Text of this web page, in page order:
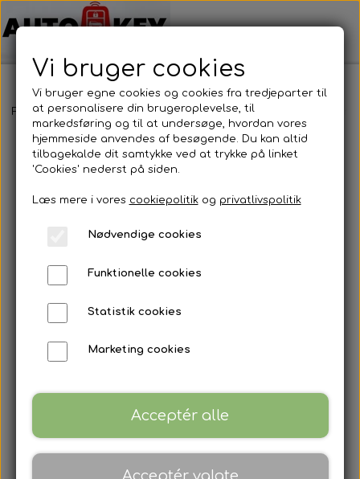
Forside Bilnøgler Chrysler Fjernbetjening
Vi bruger cookies
Vi bruger egne cookies og cookies fra tredjeparter til
at personalisere din brugeroplevelse, til
markedsføring og til at undersøge, hvordan vores
hjemmeside anvendes af besøgende. Du kan altid
tilbagekalde dit samtykke ved at trykke på linket
'Cookies' nederst på siden.
Læs mere i vores cookiepolitikog privatlivspolitik
Nødvendige cookies
Funktionelle cookies
Statistik cookies
Marketing cookies
Acceptér alle
Acceptér valgte